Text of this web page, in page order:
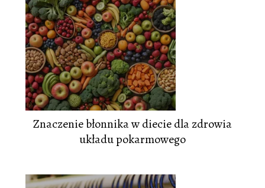
Znaczenie błonnika w diecie dla zdrowia
układu pokarmowego